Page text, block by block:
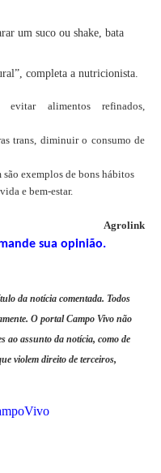
um suco ou shake, bata
completa a nutricionista.
alimentos refinados,
trans, diminuir o consumo de
exemplos de bons hábitos
e bem-estar.
Agrolink
sua opinião.
da notícia comentada. Todos
O portal Campo Vivo não
ao assunto da notícia, como de
violem direito de terceiros,